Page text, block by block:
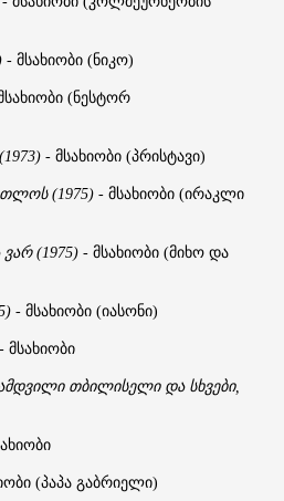
- მსახიობი (ნიკო)
(ნესტორ
- მსახიობი (პრისტავი)
(1975) - მსახიობი (ირაკლი
ვარ(1975) - მსახიობი (მიხო და
- მსახიობი (იასონი)
- მსახიობი
თბილისელი და სხვები,
(პაპა გაბრიელი)